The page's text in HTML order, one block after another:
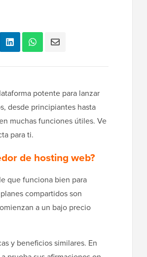
potente para lanzar
desde principiantes hasta
muchas funciones útiles. Ve
para ti.
de hosting web?
que funciona bien para
compartidos son
a un bajo precio
y beneficios similares. En